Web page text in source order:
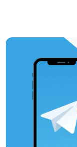
https://t.me/minskctvby